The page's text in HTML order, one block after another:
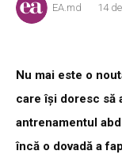
EA.md 14
Nu mai este o
care își doresc să
antrenamentul
încă o dovadă a